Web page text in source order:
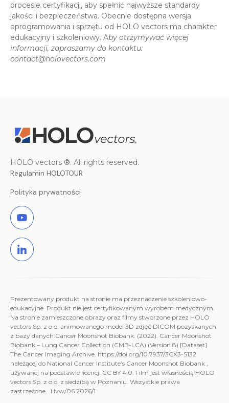
procesie certyfikacji, aby spełnić najwyższe standardy
jakości i bezpieczeństwa. Obecnie dostępna wersja
oprogramowania i sprzętu od HOLO vectors ma charakter
edukacyjny i szkoleniowy. Aby otrzymywać więcej
informacji, zapraszamy do kontaktu:
contact@holovectors.com
HOLO vectors ®. All rights reserved.
Regulamin HOLOTOUR
Polityka prywatności
Prezentowany produkt na stronie ma przeznaczenie szkoleniowo-
edukacyjne. Produkt nie jest certyfikowanym wyrobem medycznym.
Na stronie zamieszczone obrazy oraz filmy stworzone przez HOLO
vectors Sp. z o.o. animowanego model 3D zdjęć DICOM pozyskanych
z bazy danych:Cancer Moonshot Biobank. (2022). Cancer Moonshot
Biobank – Lung Cancer Collection (CMB-LCA) (Version 8) [Dataset].
The Cancer Imaging Archive. https://doi.org/10.7937/3CX3-S132
należącej do National Cancer Institute’s Cancer Moonshot Biobank ,
używanej na podstawie licencji CC BY 4.0. Film jest własnością HOLO
vectors Sp. z o.o. z siedzibą w Poznaniu. Wszystkie prawa
zastrzeżone. Hvw/06.2026/1